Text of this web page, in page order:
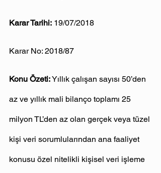
Karar Tarihi: 19/07/2018
Karar No: 2018/87
Konu Özeti: Yıllık çalışan sayısı 50’den
az ve yıllık mali bilanço toplamı 25
milyon TL’den az olan gerçek veya tüzel
kişi veri sorumlularından ana faaliyet
konusu özel nitelikli kişisel veri işleme